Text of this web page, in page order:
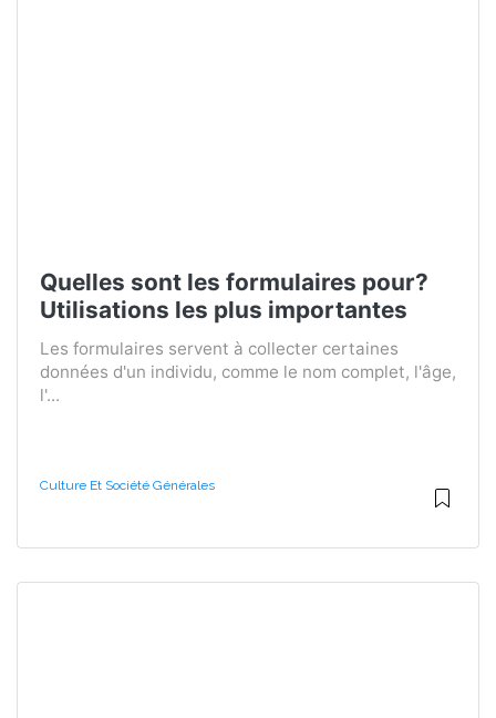
Quelles sont les formulaires pour?
Utilisations les plus importantes
Les formulaires servent à collecter certaines
données d'un individu, comme le nom complet, l'âge,
l'...
Culture Et Société Générales